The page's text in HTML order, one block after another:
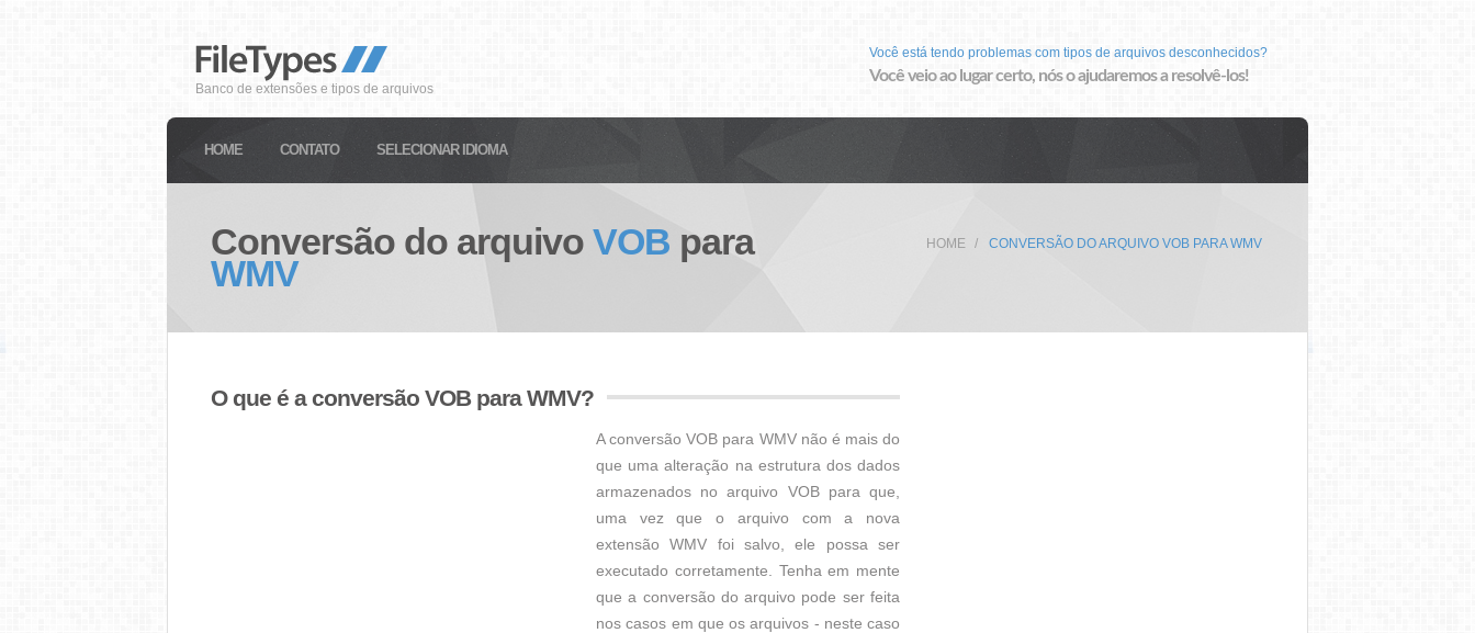
Banco de extensões e tipos de arquivos
Você está tendo problemas com tipos de arquivos desconhecidos?
Você veio ao lugar certo, nós o ajudaremos a resolvê-los!
HOME CONTATO SELECIONAR IDIOMA
Conversão do arquivo VOB para
WMV
HOME CONVERSÃO DO ARQUIVO VOB PARA WMV
O que é a conversão VOB para WMV?
A conversão VOB para WMV não é mais do
que uma alteração na estrutura dos dados
armazenados no arquivo VOB para que,
uma vez que o arquivo com a nova
extensão WMV foi salvo, ele possa ser
executado corretamente. Tenha em mente
que a conversão do arquivo pode ser feita
nos casos em que os arquivos - neste caso